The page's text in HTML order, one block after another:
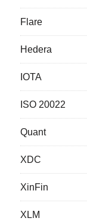
Flare
Hedera
IOTA
ISO 20022
Quant
XDC
XinFin
XLM